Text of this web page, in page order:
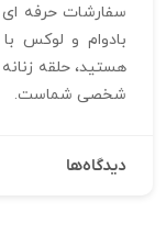
سفارشات حرفه‌ ای
بادوام و لوکس
شخصی شماست.
دیدگاه‌ها